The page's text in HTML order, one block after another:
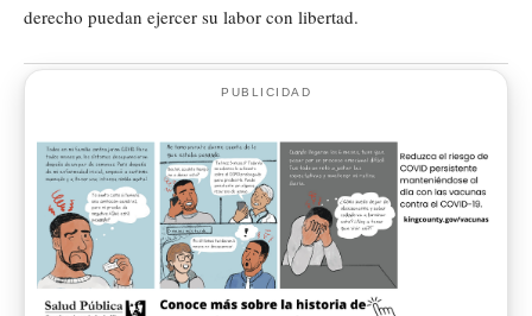
derecho puedan ejercer su labor con libertad.
PUBLICIDAD